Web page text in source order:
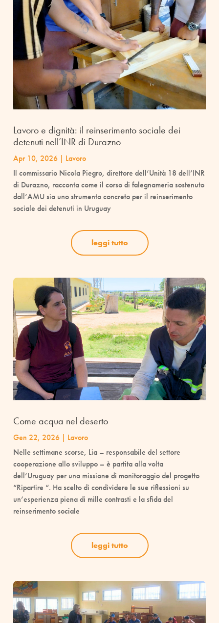
Lavoro e dignità: il reinserimento sociale dei
detenuti nell’INR di Durazno
Apr 10, 2026| Lavoro
Il commissario Nicola Piegro, direttore dell’Unità 18 dell’INR
di Durazno, racconta come il corso di falegnameria sostenuto
dall’AMU sia uno strumento concreto per il reinserimento
sociale dei detenuti in Uruguay
leggi tutto
Come acqua nel deserto
Gen 22, 2026| Lavoro
Nelle settimane scorse, Lia – responsabile del settore
cooperazione allo sviluppo – è partita alla volta
dell’Uruguay per una missione di monitoraggio del progetto
“Ripartire “. Ha scelto di condividere le sue riflessioni su
un’esperienza piena di mille contrasti e la sfida del
reinserimento sociale
leggi tutto